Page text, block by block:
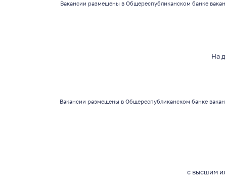
Вакансии размещены в Общереспубликанском банке
На
Вакансии размещены в Общереспубликанском банке
с высшим